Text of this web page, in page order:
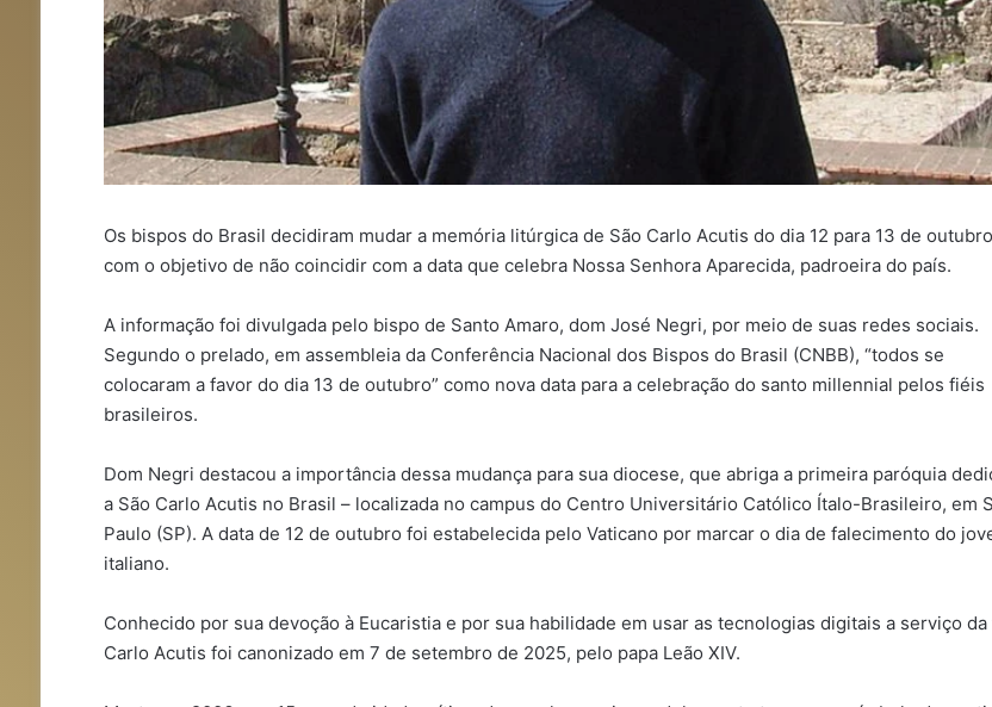
Os bispos do Brasil decidiram mudar a memória litúrgica de São Carlo Acutis do dia 12 para 13 de
com o objetivo de não coincidir com a data que celebra Nossa Senhora Aparecida, padroeira do país.
A informação foi divulgada pelo bispo de Santo Amaro, dom José Negri, por meio de suas redes sociais.
Segundo o prelado, em assembleia da Conferência Nacional dos Bispos do Brasil (CNBB), “todos se
colocaram a favor do dia 13 de outubro” como nova data para a celebração do santo millennial pelos fiéis
brasileiros.
Dom Negri destacou a importância dessa mudança para sua diocese, que abriga a primeira paróquia
a São Carlo Acutis no Brasil – localizada no campus do Centro Universitário Católico Ítalo-Brasileiro, em
Paulo (SP). A data de 12 de outubro foi estabelecida pelo Vaticano por marcar o dia de falecimento do
italiano.
Conhecido por sua devoção à Eucaristia e por sua habilidade em usar as tecnologias digitais a serviço da
Carlo Acutis foi canonizado em 7 de setembro de 2025, pelo papa Leão XIV.